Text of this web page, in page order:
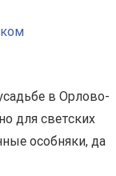
в Орлово-
для светских
особняки, да